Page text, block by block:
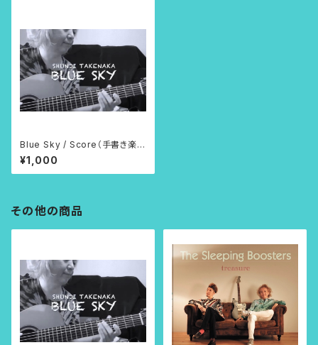
Blue Sky / Score（手書き楽
譜）PDF
¥1,000
その他の商品